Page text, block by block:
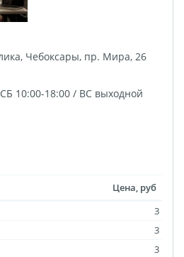
, Чебоксары, пр. Мира, 26
10:00-18:00 / ВС выходной
Цена, руб
3
3
3